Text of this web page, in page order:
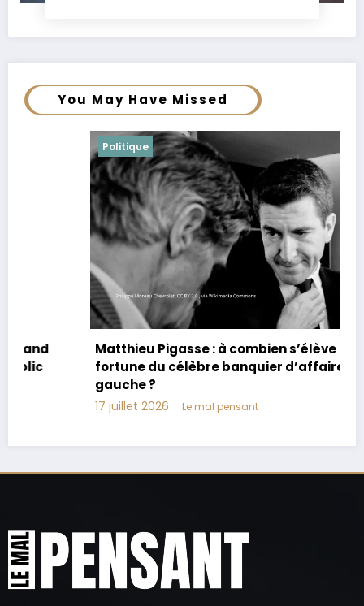
You May Have Missed
Matthieu Pigasse : à combien s’élève la
fortune du célèbre banquier d’affaires de
17 juillet 2026 Le mal pensant